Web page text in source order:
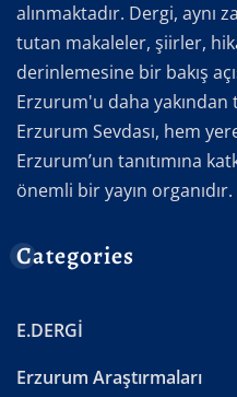
alınmaktadır. Dergi, aynı
tutan makaleler, şiirler,
derinlemesine bir bakış
Erzurum'u daha yakından
Erzurum Sevdası, hem
Erzurum’un tanıtımına
önemli bir yayın organıdır.
Categories
E.DERGİ
Erzurum Araştırmaları